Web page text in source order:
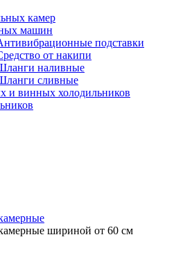
камер
машин
подставки
от накипи
наливные
сливные
и винных холодильников
шириной от 60 см